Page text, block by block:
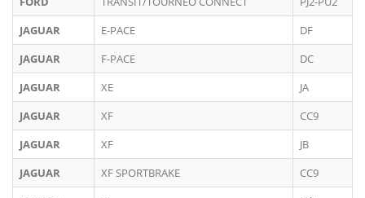
JAGUAR
E-PACE
DF
JAGUAR
F-PACE
DC
JAGUAR
XE
JA
JAGUAR
XF
CC9
JAGUAR
XF
JB
JAGUAR
XF SPORTBRAKE
CC9